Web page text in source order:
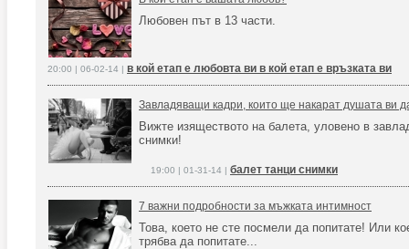
Любовен път в 13 части.
20:00 | 06-02-14 | в кой етап е любовта ви в кой етап е връзката ви
Завладяващи кадри, които ще накарат душата ви
Вижте изяществото на балета, уловено в
снимки!
19:00 | 01-31-14 | балет танци снимки
7 важни подробности за мъжката интимност
Това, което не сте посмели да попитате! Или
трябва да попитате...